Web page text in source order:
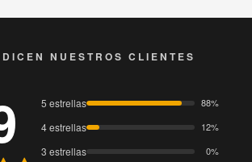
NUESTROS CLIENTES
5 estrellas 88%
4 estrellas 12%
3 estrellas 0%